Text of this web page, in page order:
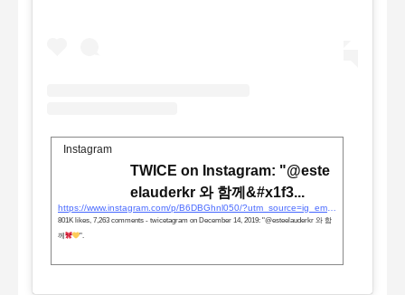
Instagram
TWICE on Instagram: "@este
elauderkr 와 함께&#x1f3...
801K likes, 7,263 comments - twicetagram on December 14, 2019: "@esteelauderkr 와 함
께
".